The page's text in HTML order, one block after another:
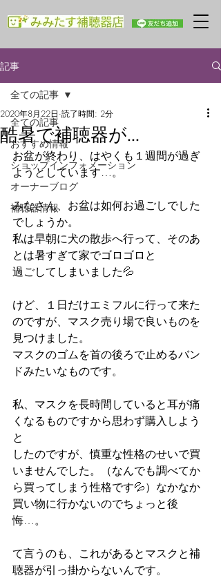
記事
全ての記事
おすすめ情報
ショップインフォメーション
オーナーブログ
補聴器情報
全ての記事
酷暑で補聴器が…
2020年8月22日 読了時間: 2分
お盆が終わり、はやくも１週間が過ぎ
ようとしています…。
みなさん、お盆は如何お過ごしでした
でしょうか。
私は早朝に犬の散歩へ行って、そのあ
とは暑すぎて家でゴロゴロと
過ごしてしまいました💦
けど、１日だけエミフルに行って来た
のですが、マスク売り場で良いものを
見つけました。
マスクのゴムを首の後ろで止めるバン
ドみたいなものです。
私、マスクを長時間していると耳が痛
くなるものですから思わず購入しよう
と
したのですが、慎重な性格のせいで買
いませんでした。（なんでも調べてか
ら買ってしまう性格です💦）なかなか
買い物に行かないのでちょっと後
悔…。
て言うのも、これがあるとマスクと補
聴器が引っ掛からないんです。